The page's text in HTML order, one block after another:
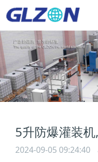
5升防爆灌装
2024-09-05 09:24:40